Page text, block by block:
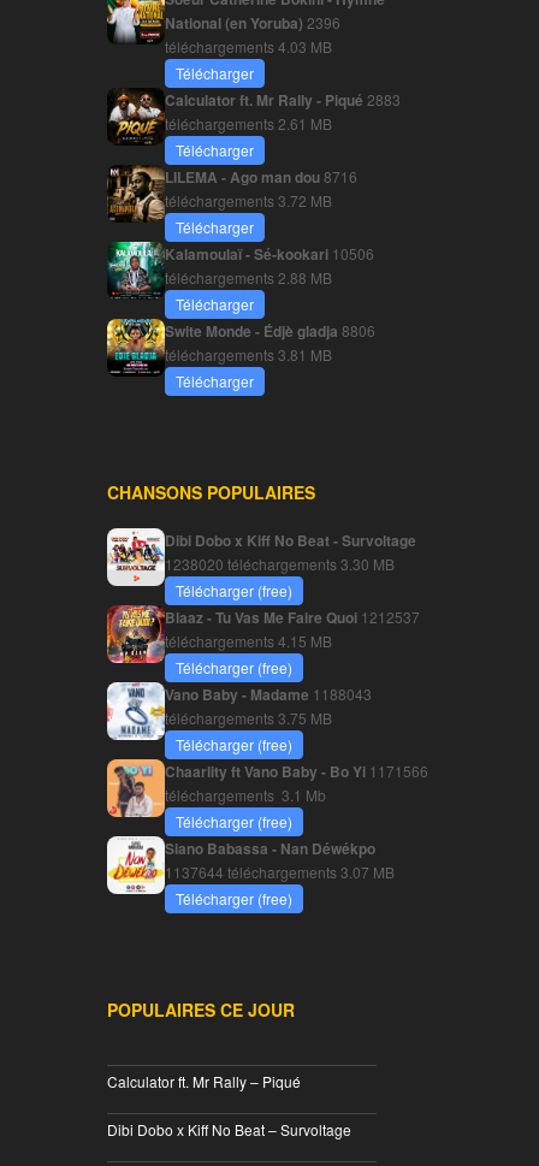
National (en Yoruba) 2396
téléchargements4.03 MB
Télécharger
Calculator ft. Mr Rally - Piqué 2883
téléchargements 2.61 MB
Télécharger
LILEMA - Ago man dou8716
téléchargements3.72 MB
Télécharger
Kalamoulaï - Sé-kookari 10506
téléchargements 2.88 MB
Télécharger
Swite Monde - Édjè gladja 8806
téléchargements3.81 MB
Télécharger
CHANSONS POPULAIRES
Dibi Dobo x Kiff No Beat - Survoltage
1238020 téléchargements3.30 MB
Télécharger (free)
Blaaz - Tu Vas Me Faire Quoi 1212537
téléchargements4.15 MB
Télécharger (free)
Vano Baby - Madame 1188043
téléchargements3.75 MB
Télécharger (free)
Chaarlity ft Vano Baby - Bo Yi 1171566
téléchargements 3.1 Mb
Télécharger (free)
Siano Babassa - Nan Déwékpo
1137644 téléchargements3.07 MB
Télécharger (free)
POPULAIRES CE JOUR
Calculator ft. Mr Rally – Piqué
Dibi Dobo x Kiff No Beat – Survoltage